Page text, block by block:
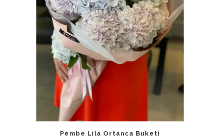
Pembe Lila Ortanca Buketi